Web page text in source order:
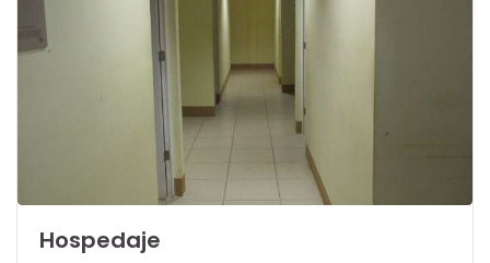
Hospedaje